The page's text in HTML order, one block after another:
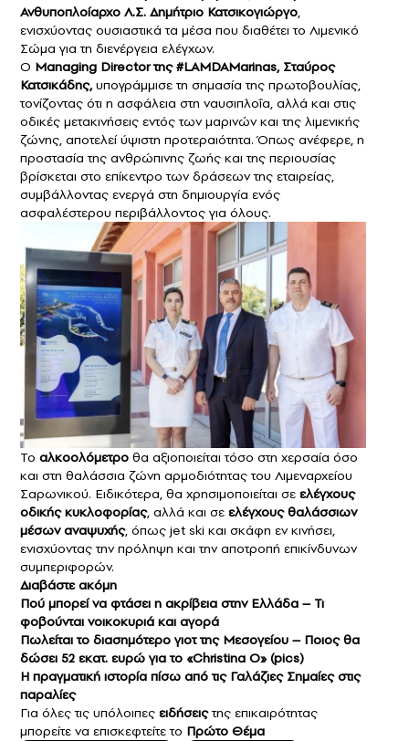
Ανθυποπλοίαρχο Λ.Σ. Δημήτριο Κατσικογιώργο,
ενισχύοντας ουσιαστικά τα μέσα που διαθέτει το Λιμενικό
Σώμα για τη διενέργεια ελέγχων.
Ο Managing Director της #LAMDAMarinas, Σταύρος
Κατσικάδης,υπογράμμισε τη σημασία της πρωτοβουλίας,
τονίζοντας ότι η ασφάλεια στη ναυσιπλοΐα, αλλά και στις
οδικές μετακινήσεις εντός των μαρινών και της λιμενικής
ζώνης, αποτελεί ύψιστη προτεραιότητα. Όπως ανέφερε, η
προστασία της ανθρώπινης ζωής και της περιουσίας
βρίσκεται στο επίκεντρο των δράσεων της εταιρείας,
συμβάλλοντας ενεργά στη δημιουργία ενός
ασφαλέστερου περιβάλλοντος για όλους.
Το αλκοολόμετρο θα αξιοποιείται τόσο στη χερσαία όσο
και στη θαλάσσια ζώνη αρμοδιότητας του Λιμεναρχείου
Σαρωνικού. Ειδικότερα, θα χρησιμοποιείται σε ελέγχους
οδικής κυκλοφορίας, αλλά και σε ελέγχους θαλάσσιων
μέσων αναψυχής, όπως jet ski και σκάφη εν κινήσει,
ενισχύοντας την πρόληψη και την αποτροπή επικίνδυνων
συμπεριφορών.
Διαβάστε ακόμη
Πού μπορεί να φτάσει η ακρίβεια στην Ελλάδα – Τι
φοβούνται νοικοκυριά και αγορά
Πωλείται το διασημότερο γιοτ της Μεσογείου – Ποιος θα
δώσει 52 εκατ. ευρώ για το «Christina O» (pics)
Η πραγματική ιστορία πίσω από τις Γαλάζιες Σημαίες στις
παραλίες
Για όλες τις υπόλοιπες ειδήσειςτης επικαιρότητας
μπορείτε να επισκεφτείτε το Πρώτο Θέμα